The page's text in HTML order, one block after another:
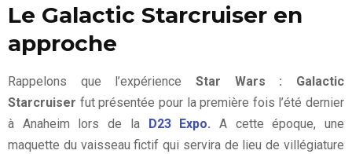
Le Galactic Starcruiser en
approche
Rappelons que l’expérience Star Wars : Galactic
Starcruiser fut présentée pour la première fois l’été dernier
à Anaheim lors de la D23 Expo. A cette époque, une
maquette du vaisseau fictif qui servira de lieu de villégiature